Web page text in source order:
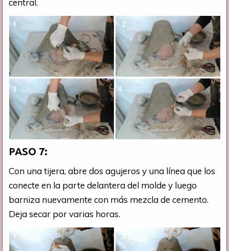
central.
PASO 7:
Con una tijera, abre dos agujeros y una línea que los
conecte en la parte delantera del molde y luego
barniza nuevamente con más mezcla de cemento.
Deja secar por varias horas.